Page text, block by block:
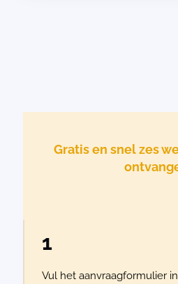
Gratis en snel zes
1
Vul het aanvraagformulier in